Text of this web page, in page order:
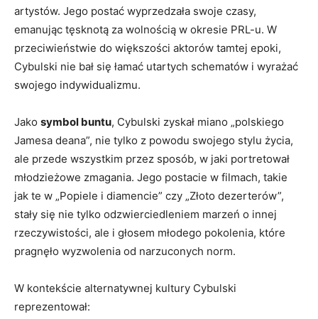
artystów. Jego postać wyprzedzała swoje czasy,
emanując tęsknotą za wolnością w okresie PRL-u. W
przeciwieństwie do większości aktorów tamtej epoki,
Cybulski nie bał się łamać utartych schematów i wyrażać
swojego indywidualizmu.
Jako symbol buntu, Cybulski zyskał miano „polskiego
Jamesa deana”, nie tylko z powodu swojego stylu życia,
ale przede wszystkim przez sposób, w jaki portretował
młodzieżowe zmagania. Jego postacie w filmach, takie
jak te w „Popiele i diamencie” czy „Złoto dezerterów”,
stały się nie tylko odzwierciedleniem marzeń o innej
rzeczywistości, ale i głosem młodego pokolenia, które
pragnęło wyzwolenia od narzuconych norm.
W kontekście alternatywnej kultury Cybulski
reprezentował: